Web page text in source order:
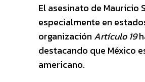
El asesinato de Mauricio
especialmente en
organización Artículo 19
destacando que México
americano.